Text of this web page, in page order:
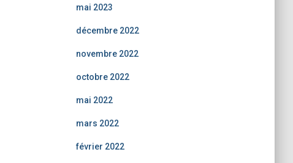
mai 2023
décembre 2022
novembre 2022
octobre 2022
mai 2022
mars 2022
février 2022